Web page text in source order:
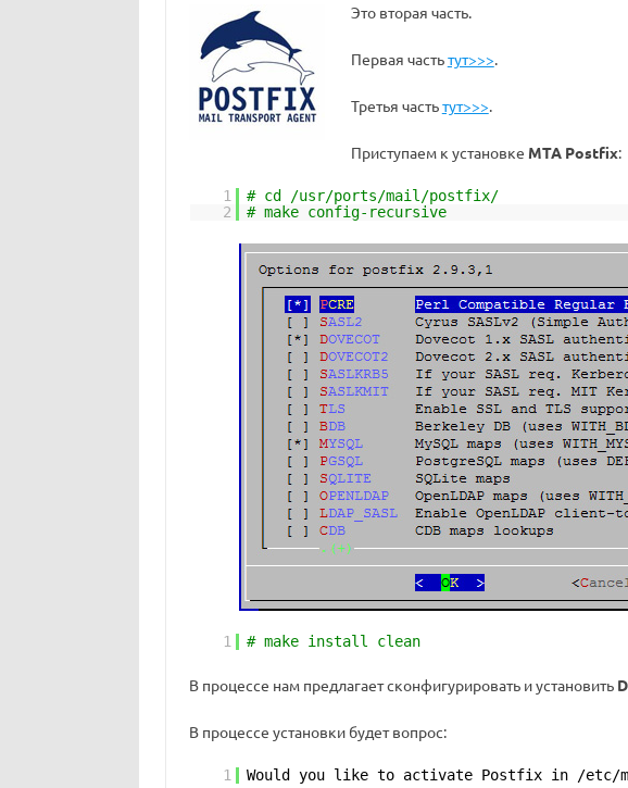
Это вторая часть.
Первая частьтут>>>.
Третья частьтут>>>.
Приступаем к установке MTA Postfix:
1
# cd /usr/ports/mail/postfix/
2
# make config-recursive
1 # make install clean
В процессе нам предлагает сконфигурировать и установить
В процессе установки будет вопрос:
1 Would you like to activate Postfix in /etc/